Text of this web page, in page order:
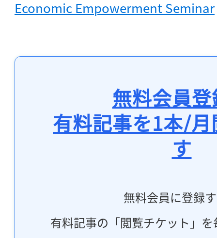
Economic Empowerment Seminar
無料会員
有料記事を1本/
す
無料会員に登録
有料記事の「閲覧チケット」